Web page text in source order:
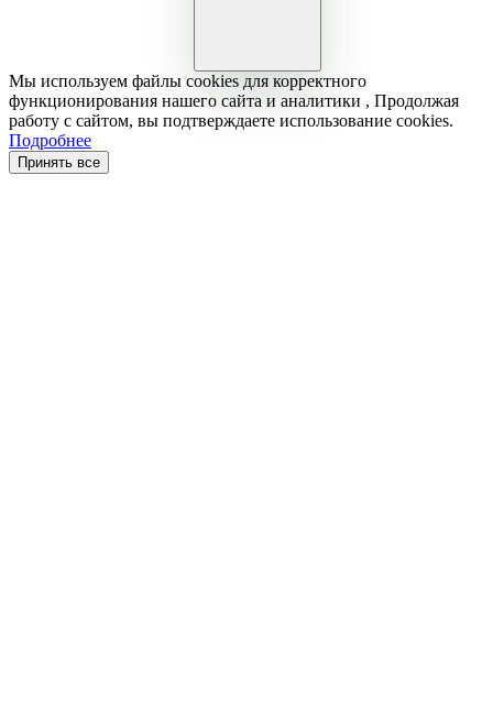
Мы используем файлы cookies для корректного
функционирования нашего сайта и аналитики , Продолжая
работу с сайтом, вы подтверждаете использование cookies.
Подробнее
Принять все